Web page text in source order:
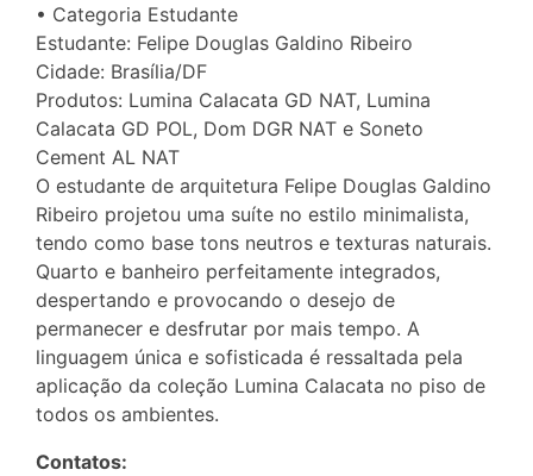
• Categoria Estudante
Estudante: Felipe Douglas Galdino Ribeiro
Cidade: Brasília/DF
Produtos: Lumina Calacata GD NAT, Lumina
Calacata GD POL, Dom DGR NAT e Soneto
Cement AL NAT
O estudante de arquitetura Felipe Douglas Galdino
Ribeiro projetou uma suíte no estilo minimalista,
tendo como base tons neutros e texturas naturais.
Quarto e banheiro perfeitamente integrados,
despertando e provocando o desejo de
permanecer e desfrutar por mais tempo. A
linguagem única e sofisticada é ressaltada pela
aplicação da coleção Lumina Calacata no piso de
todos os ambientes.
Contatos: